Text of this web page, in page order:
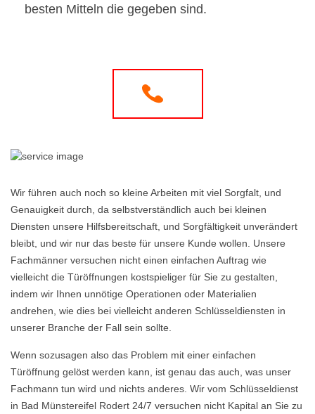
besten Mitteln die gegeben sind.
Wir führen auch noch so kleine Arbeiten mit viel Sorgfalt, und
Genauigkeit durch, da selbstverständlich auch bei kleinen
Diensten unsere Hilfsbereitschaft, und Sorgfältigkeit unverändert
bleibt, und wir nur das beste für unsere Kunde wollen. Unsere
Fachmänner versuchen nicht einen einfachen Auftrag wie
vielleicht die Türöffnungen kostspieliger für Sie zu gestalten,
indem wir Ihnen unnötige Operationen oder Materialien
andrehen, wie dies bei vielleicht anderen Schlüsseldiensten in
unserer Branche der Fall sein sollte.
Wenn sozusagen also das Problem mit einer einfachen
Türöffnung gelöst werden kann, ist genau das auch, was unser
Fachmann tun wird und nichts anderes. Wir vom Schlüsseldienst
in Bad Münstereifel Rodert 24/7 versuchen nicht Kapital an Sie zu